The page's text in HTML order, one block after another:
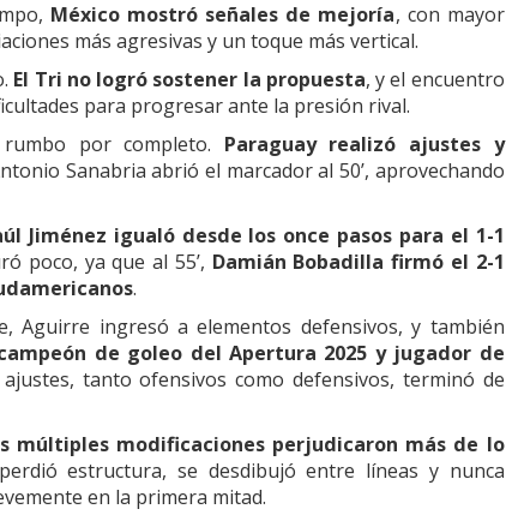
México mostró señales de mejoría, con mayor
más agresivas y un toque más vertical.
El Tri no logró sostener la propuesta, y el encuentro
para progresar ante la presión rival.
por completo. Paraguay realizó ajustes y
Sanabria abrió el marcador al 50’, aprovechando
Jiménez igualó desde los once pasos para el 1-1
poco, ya que al 55’, Damián Bobadilla firmó el 2-1
.
Aguirre ingresó a elementos defensivos, y también
de goleo del Apertura 2025 y jugador de
tanto ofensivos como defensivos, terminó de
múltiples modificaciones perjudicaron más de lo
estructura, se desdibujó entre líneas y nunca
en la primera mitad.